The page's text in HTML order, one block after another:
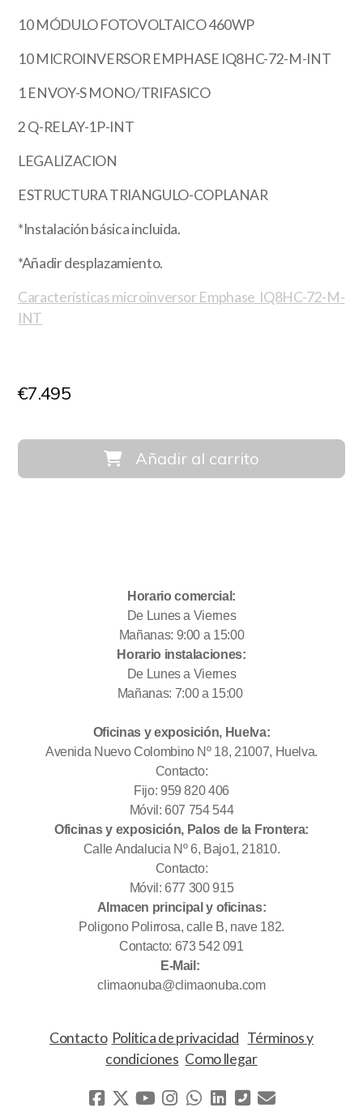
10 MÓDULO FOTOVOLTAICO 460WP
10 MICROINVERSOR EMPHASE IQ8HC-72-M-INT
1 ENVOY-S MONO/TRIFASICO
2 Q-RELAY-1P-INT
LEGALIZACION
ESTRUCTURA TRIANGULO-COPLANAR
*Instalación básica incluida.
*Añadir desplazamiento.
Características microinversor Emphase IQ8HC-72-M-
INT
€7.495
Añadir al carrito
Horario comercial:
De Lunes a Viernes
Mañanas: 9:00 a 15:00
Horario instalaciones:
De Lunes a Viernes
Mañanas: 7:00 a 15:00
Oficinas y exposición, Huelva:
Avenida Nuevo Colombino Nº 18, 21007, Huelva.
Contacto:
Fijo: 959 820 406
Móvil: 607 754 544
Oficinas y exposición, Palos de la Frontera:
Calle Andalucia Nº 6, Bajo1, 21810.
Contacto:
Móvil: 677 300 915
Almacen principal y oficinas:
Poligono Polirrosa, calle B, nave 182.
Contacto: 673 542 091
E-Mail:
climaonuba@climaonuba.com
Contacto Politica de privacidad Términos y
condiciones Como llegar